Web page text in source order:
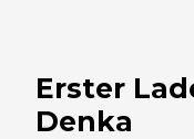
Erster
Denka